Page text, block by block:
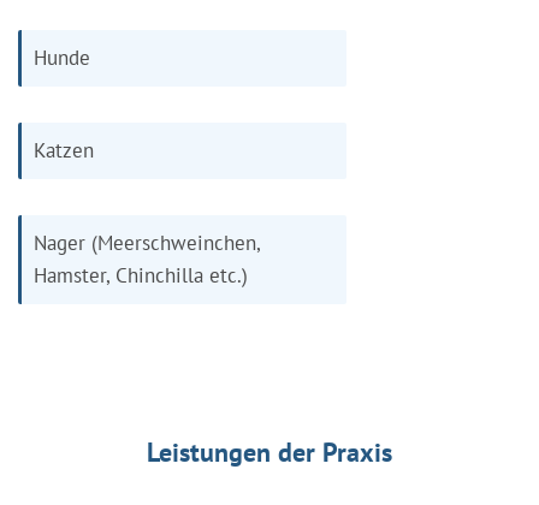
Hunde
Katzen
Nager (Meerschweinchen,
Hamster, Chinchilla etc.)
Leistungen der Praxis